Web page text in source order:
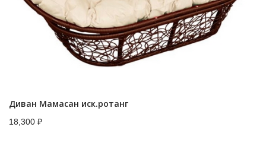
Диван Мамасан иск.ротанг
18,300 ₽